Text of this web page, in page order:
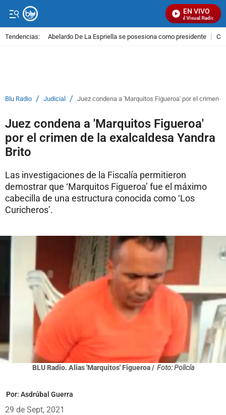
EN VIVO
Señal Visual Radio
Tendencias: Abelardo De La Espriella se posesiona como presidente
Blu Radio / Judicial / Juez condena a 'Marquitos Figueroa' por el crimen
Juez condena a 'Marquitos Figueroa'
por el crimen de la exalcaldesa Yandra
Brito
Las investigaciones de la Fiscalía permitieron
demostrar que ‘Marquitos Figueroa’ fue el máximo
cabecilla de una estructura conocida como ‘Los
Curicheros’.
BLU Radio. Alias 'Marquitos' Figueroa / Foto: Policía
Por: Asdrúbal Guerra
29 de Sept, 2021